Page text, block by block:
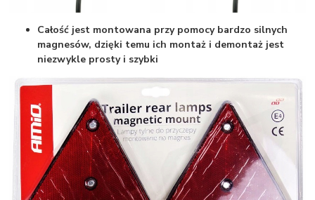
Całość jest montowana przy pomocy bardzo silnych
magnesów, dzięki temu ich montaż i demontaż jest
niezwykle prosty i szybki